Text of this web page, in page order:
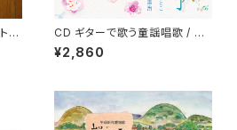
ン
CD ギターで歌う童謡唱歌 / 落
合さとこ 笹子重治
¥2,860